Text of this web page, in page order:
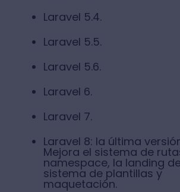
Laravel 5.4.
Laravel 5.5.
Laravel 5.6.
Laravel 6.
Laravel 7.
Laravel 8: la última
Mejora el sistema de
namespace, la landing
sistema de plantillas y
maquetación.